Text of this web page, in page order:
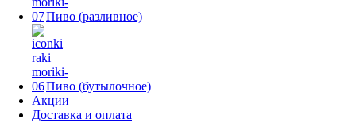
Пиво (разливное)
Пиво (бутылочное)
Акции
Доставка и оплата